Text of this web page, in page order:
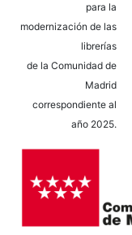
para la
modernización de las
librerías
de la Comunidad de
Madrid
correspondiente al
año 2025.